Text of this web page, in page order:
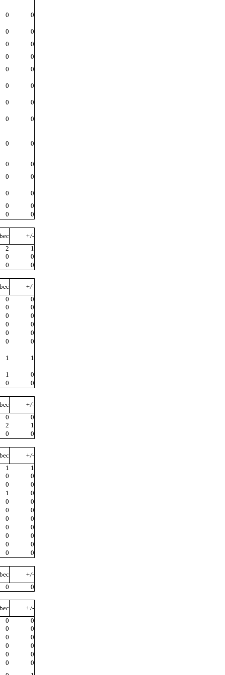
0 0
0
0
0
0
0
0
0
0
0
0
0
0
0
0
0 0
0
0
0
0
0
0
0
0
0
0
+/-
2
1
0
0
0
0
+/-
0
0
0
0
0
0
0
0
0
0
0
0
1 1
1
0
0
0
+/-
0
0
2
1
0
0
+/-
1
1
0
0
0
0
1
0
0
0
0
0
0
0
0
0
0
0
0
0
0
0
+/-
0
0
+/-
0
0
0
0
0
0
0
0
0
0
0
0